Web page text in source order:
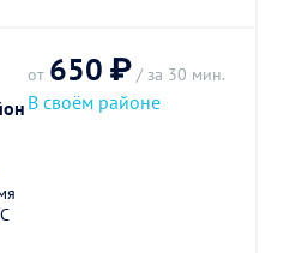
от 650 ₽ / за 30 мин.
В своём районе